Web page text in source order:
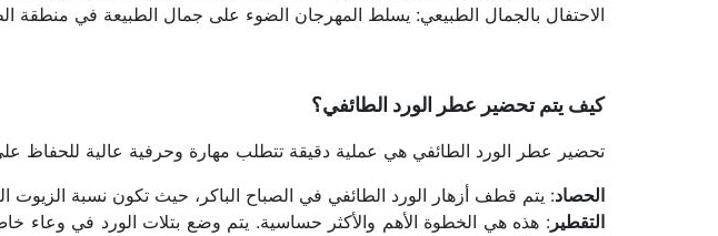
الاحتفال بالجمال الطبيعي: يسلط المهرجان الضوء على جمال الطبيعة في منطقة
كيف يتم تحضير عطر الورد الطائفي؟
تحضير عطر الورد الطائفي هي عملية دقيقة تتطلب مهارة وحرفية عالية للحفاظ
الحصاد: يتم قطف أزهار الورد الطائفي في الصباح الباكر، حيث تكون نسبة الزيوت
التقطير